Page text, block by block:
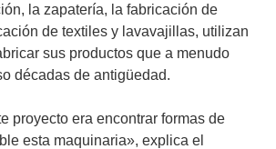
b
r
la zapatería, la fabricación de
de textiles y lavavajillas, utilizan
sus productos que a menudo
décadas de antigüedad.
proyecto era encontrar formas de
esta maquinaria», explica el